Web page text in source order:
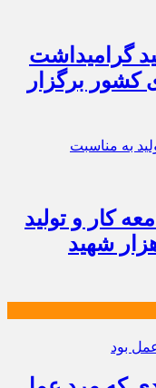
گرامیداشت
کشور برگزار
کار و تولید
گرامیداشت ۱۴ هزار شهید